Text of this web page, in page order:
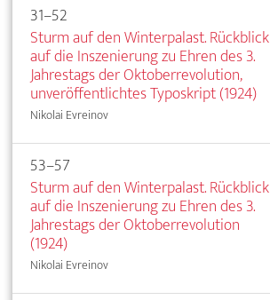
31–52
Sturm auf den Winterpalast. Rückblick
auf die Inszenierung zu Ehren des 3.
Jahrestags der Oktoberrevolution,
unveröffentlichtes Typoskript (1924)
Nikolai Evreinov
53–57
Sturm auf den Winterpalast. Rückblick
auf die Inszenierung zu Ehren des 3.
Jahrestags der Oktoberrevolution
(1924)
Nikolai Evreinov